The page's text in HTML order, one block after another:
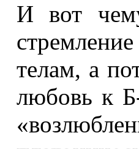
И вот
телам, а
любовь к